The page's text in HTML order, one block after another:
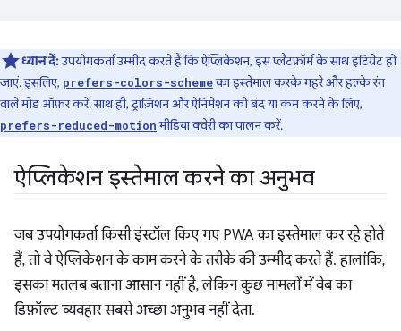
ध्यान दें:उपयोगकर्ता उम्मीद करते हैं कि ऐप्लिकेशन, इस प्लैटफ़ॉर्म के साथ इंटिग्रेट हो
जाएं. इसलिए, prefers-colors-schemeका इस्तेमाल करके गहरे और हल्के रंग
वाले मोड ऑफ़र करें. साथ ही, ट्रांज़िशन और ऐनिमेशन को बंद या कम करने के लिए,
prefers-reduced-motionमीडिया क्वेरी का पालन करें.
ऐप्लिकेशन इस्तेमाल करने का अनुभव
जब उपयोगकर्ता किसी इंस्टॉल किए गए PWA का इस्तेमाल कर रहे होते
हैं, तो वे ऐप्लिकेशन के काम करने के तरीके की उम्मीद करते हैं. हालांकि,
इसका मतलब बताना आसान नहीं है, लेकिन कुछ मामलों में वेब का
डिफ़ॉल्ट व्यवहार सबसे अच्छा अनुभव नहीं देता.